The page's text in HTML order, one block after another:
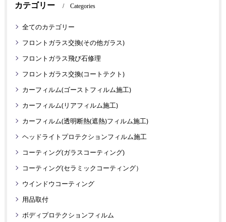
カテゴリー Categories
全てのカテゴリー
フロントガラス交換(その他ガラス)
フロントガラス飛び石修理
フロントガラス交換(コートテクト)
カーフィルム(ゴーストフィルム施工)
カーフィルム(リアフィルム施工)
カーフィルム(透明断熱(遮熱)フィルム施工)
ヘッドライトプロテクションフィルム施工
コーティング(ガラスコーティング)
コーティング(セラミックコーティング）
ウインドウコーティング
用品取付
ボディプロテクションフィルム